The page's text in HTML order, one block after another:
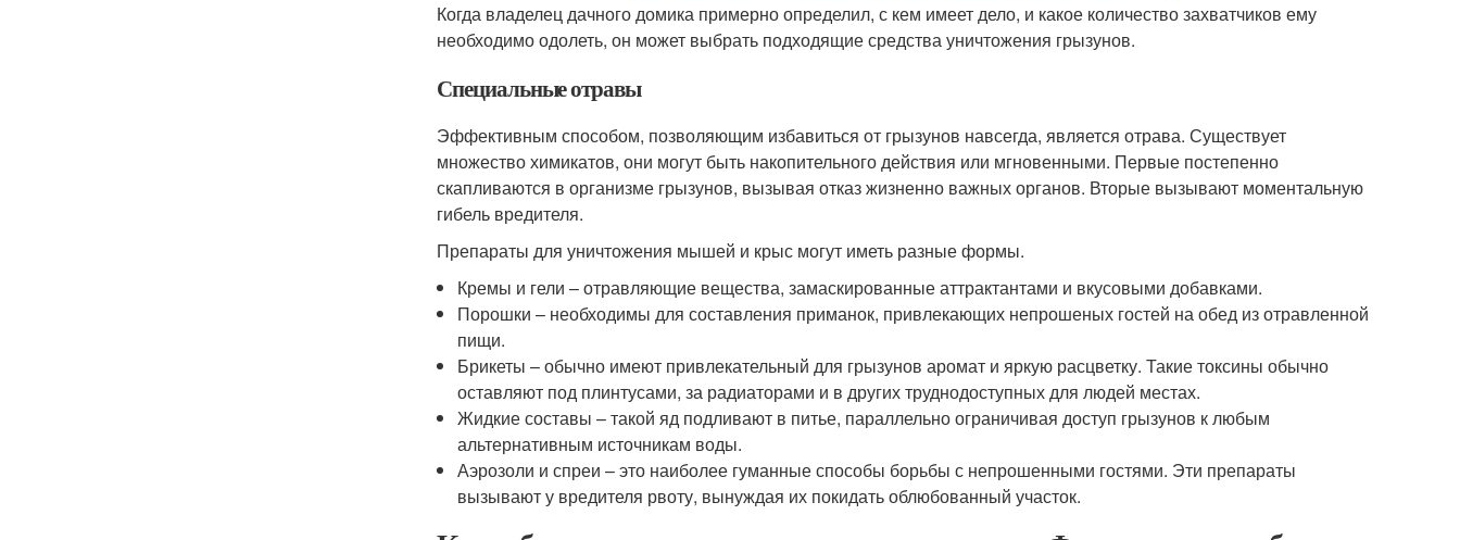
Когда владелец дачного домика примерно определил, с кем имеет дело, и какое количество захватчиков ему
необходимо одолеть, он может выбрать подходящие средства уничтожения грызунов.
Специальные отравы
Эффективным способом, позволяющим избавиться от грызунов навсегда, является отрава. Существует
множество химикатов, они могут быть накопительного действия или мгновенными. Первые постепенно
скапливаются в организме грызунов, вызывая отказ жизненно важных органов. Вторые вызывают моментальную
гибель вредителя.
Препараты для уничтожения мышей и крыс могут иметь разные формы.
Кремы и гели – отравляющие вещества, замаскированные аттрактантами и вкусовыми добавками.
Порошки – необходимы для составления приманок, привлекающих непрошеных гостей на обед из отравленной
пищи.
Брикеты – обычно имеют привлекательный для грызунов аромат и яркую расцветку. Такие токсины обычно
оставляют под плинтусами, за радиаторами и в других труднодоступных для людей местах.
Жидкие составы – такой яд подливают в питье, параллельно ограничивая доступ грызунов к любым
альтернативным источникам воды.
Аэрозоли и спреи – это наиболее гуманные способы борьбы с непрошенными гостями. Эти препараты
вызывают у вредителя рвоту, вынуждая их покидать облюбованный участок.